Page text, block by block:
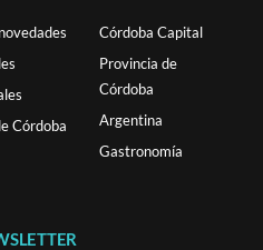
Córdoba
Córdoba Capital
Provincia de
Córdoba
Argentina
Gastronomía